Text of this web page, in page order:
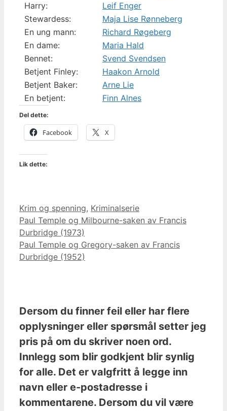
Harry:
Leif Enger
Stewardess:
Maja Lise Rønneberg
En ung mann:
Richard Røgeberg
En dame:
Maria Hald
Bennet:
Svend Svendsen
Betjent Finley:
Haakon Arnold
Betjent Baker:
Arne Lie
En betjent:
Finn Alnes
Del dette:
Facebook X
Lik dette:
Kategorier
Krim og spenning, Kriminalserie
Paul Temple og Milbourne-saken av Francis
Durbridge (1973)
Paul Temple og Gregory-saken av Francis
Durbridge (1952)
Dersom du finner feil eller har flere
opplysninger eller spørsmål setter jeg
pris på om du skriver noen ord.
Innlegg som blir godkjent blir synlig
for alle. Det er valgfritt å legge inn
navn eller e-postadresse i
kommentarene. Dersom du vil være